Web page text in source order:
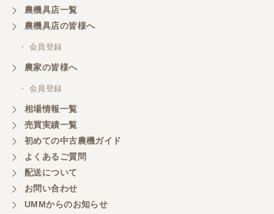
農機具店一覧
農機具店の皆様へ
・ 会員登録
農家の皆様へ
・ 会員登録
相場情報一覧
売買実績一覧
初めての中古農機ガイド
よくあるご質問
配送について
お問い合わせ
UMMからのお知らせ